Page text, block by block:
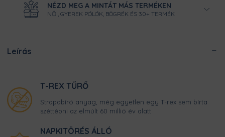
NÉZD MEG A MINTÁT MÁS TERMÉKEN
NŐI, GYEREK PÓLÓK, BÖGRÉK ÉS 30+ TERMÉK
Leírás
T-REX TŰRŐ
Strapabíró anyag, még egyetlen egy T-rex sem bírta
széttépni az elmúlt 60 millió év alatt
NAPKITÖRÉS ÁLLÓ